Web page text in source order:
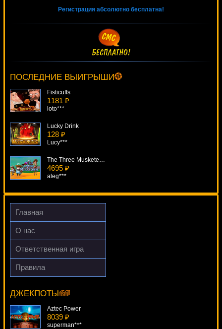
Регистрация абсолютно бесплатна!
ПОСЛЕДНИЕ ВЫИГРЫШИ
verkhovod***
Fisticuffs
1181 ₽
loto***
Lucky Drink
128 ₽
Lucy***
The Three Musketeers
4695 ₽
aleg***
Fruitilicious
4591 ₽
turen***
Главная
О нас
Ответственная игра
Правила
ДЖЕКПОТЫ
King Of Cards
alex***
Aztec Power
8039 ₽
superman***